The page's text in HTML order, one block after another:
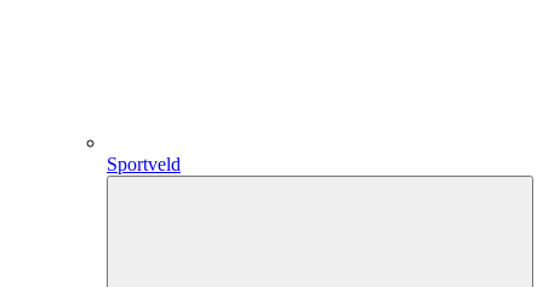
Sportveld